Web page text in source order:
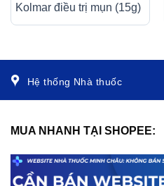
Kolmar điều trị mụn (15g)
Hệ thống Nhà thuốc
MUA NHANH TẠI SHOPEE: